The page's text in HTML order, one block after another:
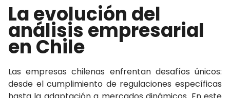
La evolución del
análisis empresarial
en Chile
Las empresas chilenas enfrentan desafíos únicos:
desde el cumplimiento de regulaciones específicas